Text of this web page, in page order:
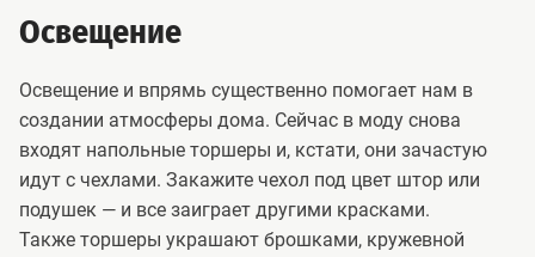
Освещение
Освещение и впрямь существенно помогает нам в
создании атмосферы дома. Сейчас в моду снова
входят напольные торшеры и, кстати, они зачастую
идут с чехлами. Закажите чехол под цвет штор или
подушек — и все заиграет другими красками.
Также торшеры украшают брошками, кружевной